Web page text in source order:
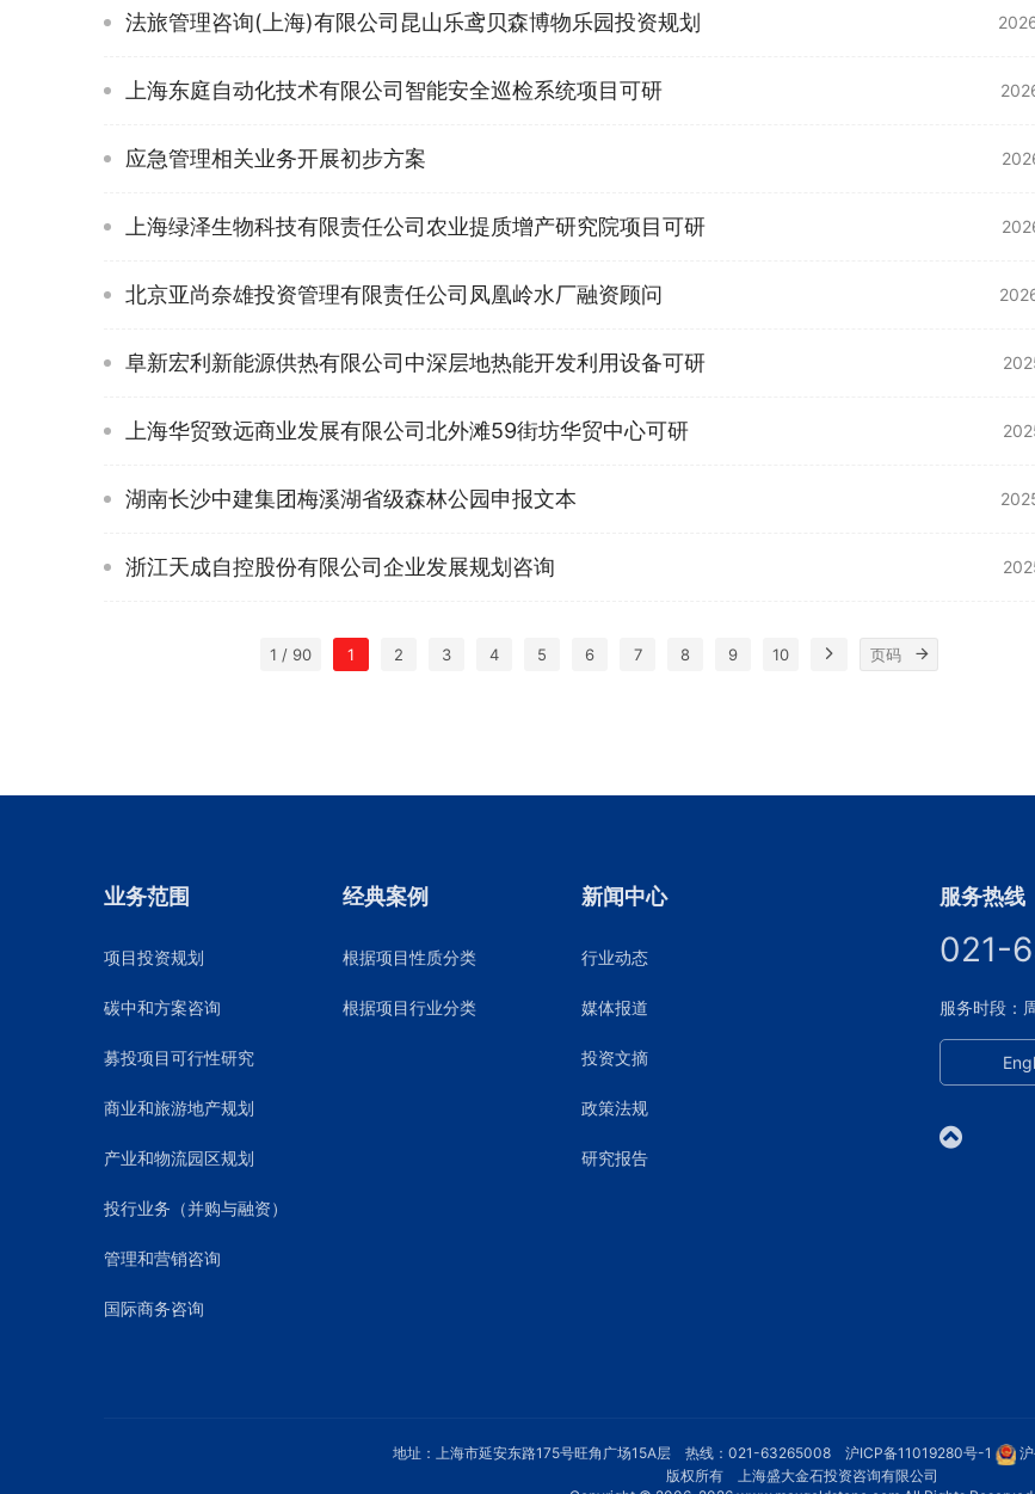
法旅管理咨询(上海)有限公司昆山乐鸢贝森博物乐园投资规划
上海东庭自动化技术有限公司智能安全巡检系统项目可研
应急管理相关业务开展初步方案
上海绿泽生物科技有限责任公司农业提质增产研究院项目可研
北京亚尚奈雄投资管理有限责任公司凤凰岭水厂融资顾问
阜新宏利新能源供热有限公司中深层地热能开发利用设备可研
上海华贸致远商业发展有限公司北外滩59街坊华贸中心可研
湖南长沙中建集团梅溪湖省级森林公园申报文本
浙江天成自控股份有限公司企业发展规划咨询
1 / 90 1 2 3 4 5 6 7 8 9 10
业务范围
项目投资规划
碳中和方案咨询
募投项目可行性研究
商业和旅游地产规划
产业和物流园区规划
投行业务（并购与融资）
管理和营销咨询
国际商务咨询
经典案例
根据项目性质分类
根据项目行业分类
新闻中心
行业动态
媒体报道
投资文摘
政策法规
研究报告
服务热线
021-
服务时段：
地址：上海市延安东路175号旺角广场15A层 热线：021-63265008 沪ICP备11019280号-1
版权所有 上海盛大金石投资咨询有限公司